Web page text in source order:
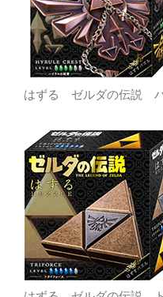
はずる ゼルダの伝説